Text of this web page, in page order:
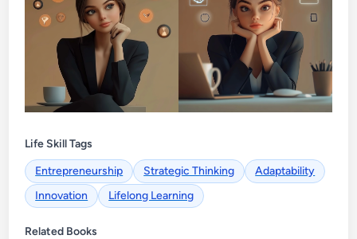
Life Skill Tags
Entrepreneurship
Strategic Thinking
Adaptability
Innovation
Lifelong Learning
Related Books